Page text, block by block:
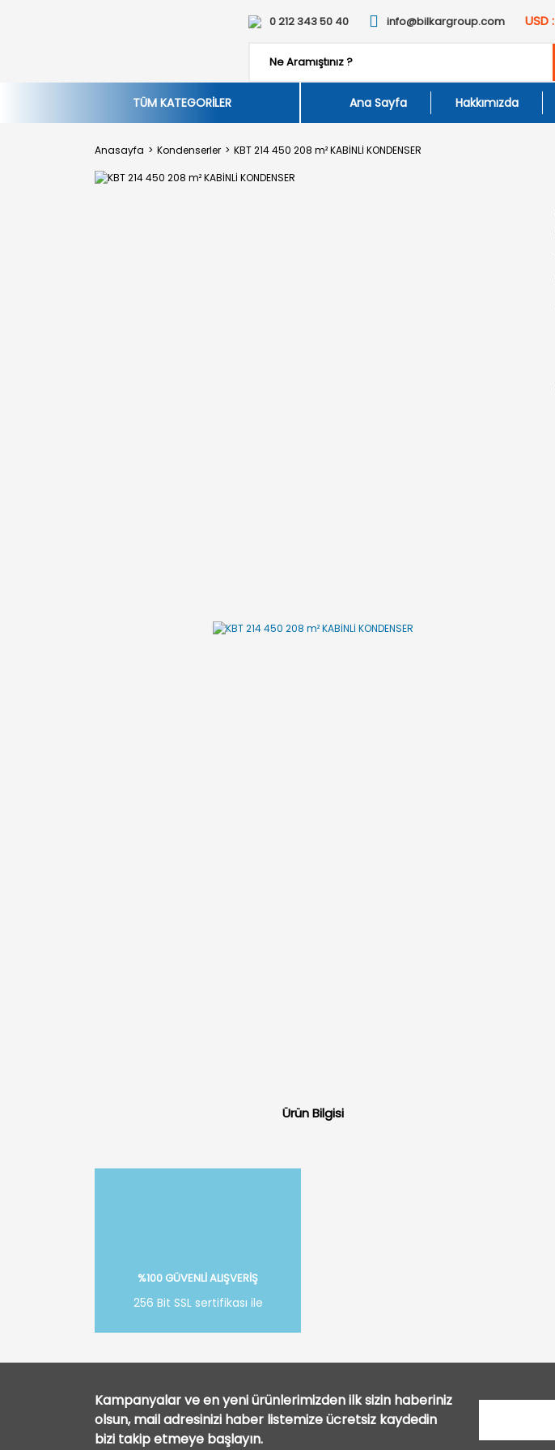
0 212 343 50 40 info@bilkargroup.com USD :
TÜM KATEGORİLER Ana Sayfa Hakkımızda
Anasayfa Kondenserler KBT 214 450 208 m² KABİNLİ KONDENSER
Ürün Bilgisi
%100 GÜVENLİ ALIŞVERİŞ
256 Bit SSL sertifikası ile
Kampanyalar ve en yeni ürünlerimizden ilk sizin haberiniz
olsun, mail adresinizi haber listemize ücretsiz kaydedin
bizi takip etmeye başlayın.